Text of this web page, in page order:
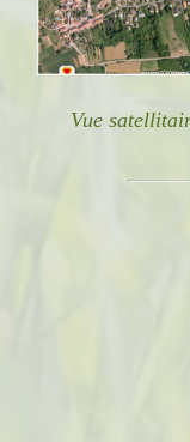
Vue